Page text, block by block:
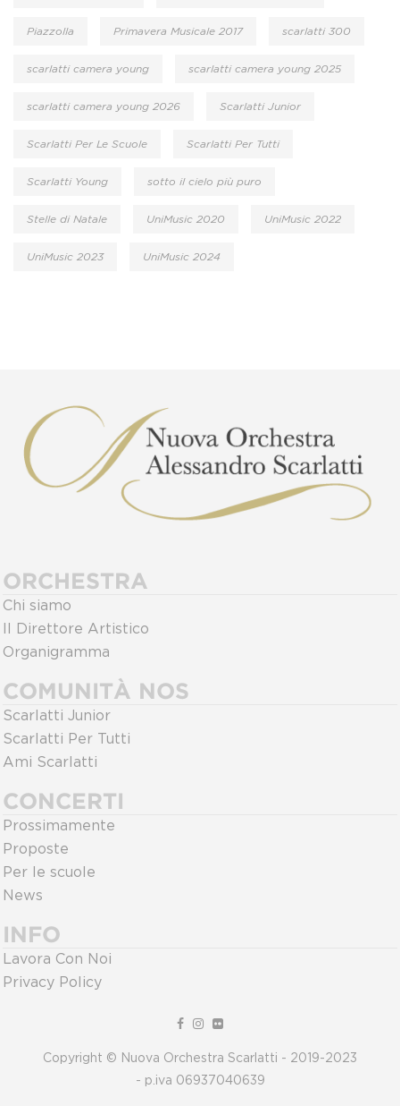
Piazzolla Primavera Musicale 2017 scarlatti 300
scarlatti camera young scarlatti camera young 2025
scarlatti camera young 2026 Scarlatti Junior
Scarlatti Per Le Scuole Scarlatti Per Tutti
Scarlatti Young sotto il cielo più puro
Stelle di Natale UniMusic 2020 UniMusic 2022
UniMusic 2023 UniMusic 2024
ORCHESTRA
Chi siamo
Il Direttore Artistico
Organigramma
COMUNITÀ NOS
Scarlatti Junior
Scarlatti Per Tutti
Ami Scarlatti
CONCERTI
Prossimamente
Proposte
Per le scuole
News
INFO
Lavora Con Noi
Privacy Policy
Copyright © Nuova Orchestra Scarlatti - 2019-2023
- p.iva 06937040639